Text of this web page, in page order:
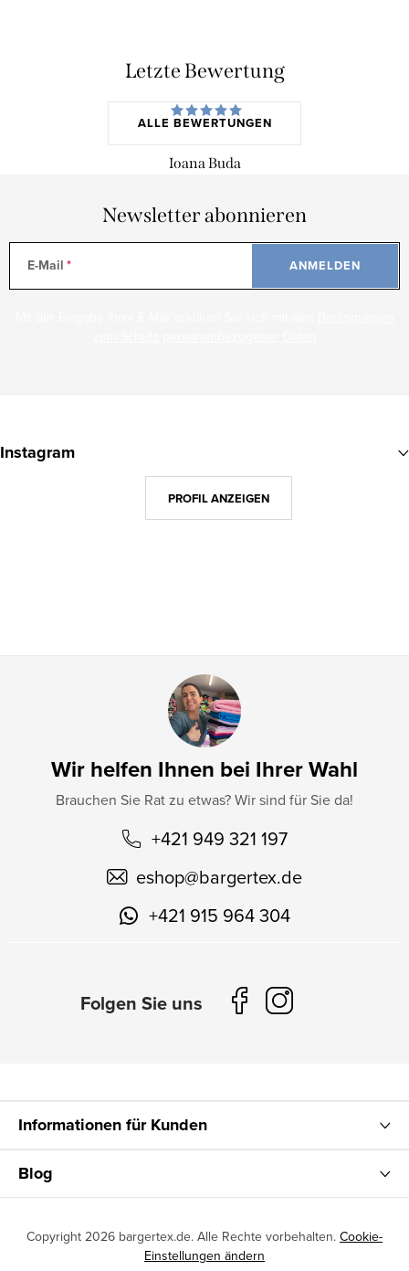
Letzte Bewertung
ALLE BEWERTUNGEN
Ioana Buda
Newsletter abonnieren
E-Mail ANMELDEN
u
Wir helfen Ihnen bei Ihrer Wahl
Brauchen Sie Rat zu etwas? Wir sind für Sie da!
+421 949 321 197
eshop@bargertex.de
+421 915 964 304
Instagram
PROFIL ANZEIGEN
Informationen für Kunden
Blog
Copyright 2026 bargertex.de. Alle Rechte vorbehalten. Cookie-
Einstellungen ändern